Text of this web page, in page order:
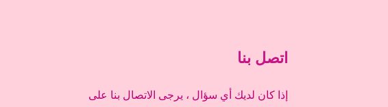
اتصل بنا
إذا كان لديك أي سؤال ، يرجى الاتصال بنا على